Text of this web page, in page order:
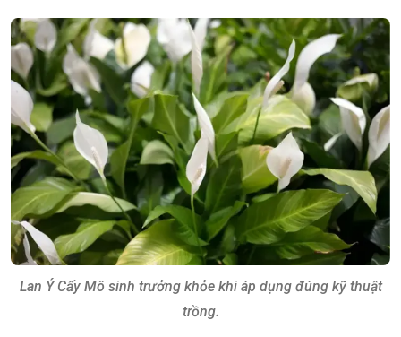
Lan Ý Cấy Mô sinh trưởng khỏe khi áp dụng đúng kỹ thuật
trồng.